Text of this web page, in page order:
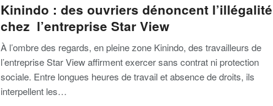
Kinindo : des ouvriers dénoncent l’illégalité
chez l’entreprise Star View
À l’ombre des regards, en pleine zone Kinindo, des travailleurs de
l’entreprise Star View affirment exercer sans contrat ni protection
sociale. Entre longues heures de travail et absence de droits, ils
interpellent les…